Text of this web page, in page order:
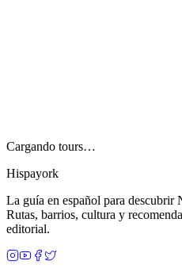
Cargando tours…
Hispayork
La guía en español para descubrir
Rutas, barrios, cultura y
editorial.